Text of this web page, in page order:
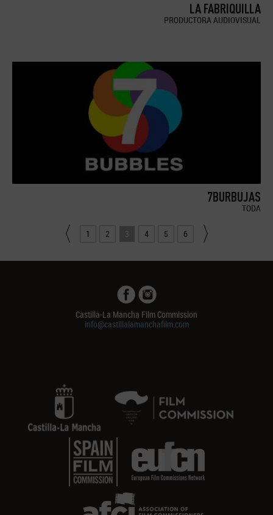
LA FABRIQUILLA
PRODUCTORA AUDIOVISUAL
7BURBUJAS
TODA
1 2 3 4 5 6
Castilla-La Mancha Film Commission
info@castillalamanchafilm.com